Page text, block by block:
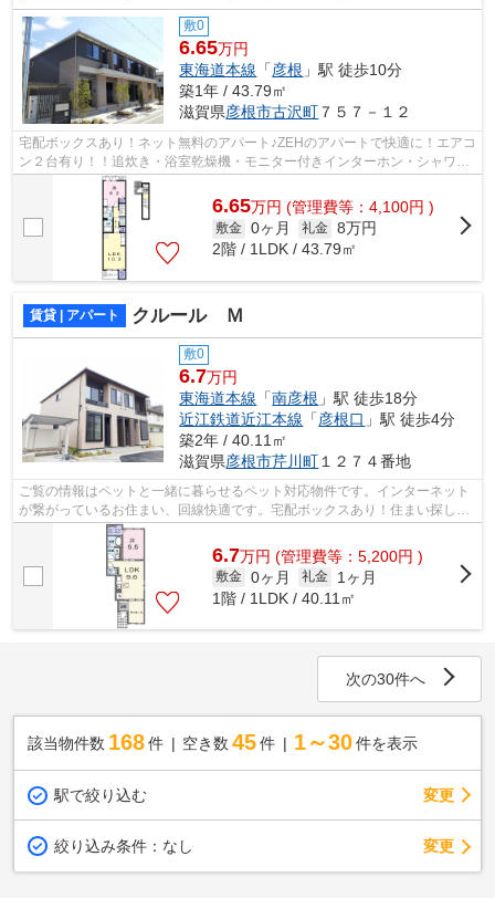
敷0
6.65万円
東海道本線 「彦根 」駅 徒歩10分
築1年 / 43.79㎡
滋賀県彦根市古沢町 ７５７－１２
宅配ボックスあり！ネット無料のアパート♪ZEHのアパートで快適に！エアコ
ン２台有り！！追炊き・浴室乾燥機・モニター付きインターホン・シャワー
付き洗面台・温水洗浄便座など設備も...
6.65万円 (管理費等：4,100円 )
敷金 0ヶ月 礼金 8万円
2階 / 1LDK / 43.79㎡
賃貸 | アパート クルール Ｍ
敷0
6.7万円
東海道本線 「南彦根 」駅 徒歩18分
近江鉄道近江本線 「彦根口 」駅 徒歩4分
築2年 / 40.11㎡
滋賀県彦根市芹川町１２７４番地
ご覧の情報はペットと一緒に暮らせるペット対応物件です。インターネット
が繋がっているお住まい、回線快適です。宅配ボックスあり！住まい探しを
するなら、ぜひ当社にお任せを！お客...
6.7万円 (管理費等：5,200円 )
敷金 0ヶ月 礼金
1ヶ月
1階 / 1LDK / 40.11㎡
次の30件へ
該当物件数 168件 空き数 45 件 1～30 件を表示
駅で絞り込む 変更
絞り込み条件： なし 変更